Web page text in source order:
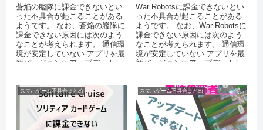
蒼焔の艦隊に課金できないとい
った不具合が起こることがある
ようです。 なお、蒼焔の艦隊に
課金できない原因には次のよう
なことが考えられます。 通信環
境が安定していない アプリを最
新バージョンにアップデートし
War Robotsに課金できないとい
った不具合が起こることがある
ようです。 なお、War Robotsに
課金できない原因には次のよう
なことが考えられます。 通信環
境が安定していない アプリを最
新バージョンにアップデートし
スマホゲーム不具合まとめ スマホゲーム不具合まとめ